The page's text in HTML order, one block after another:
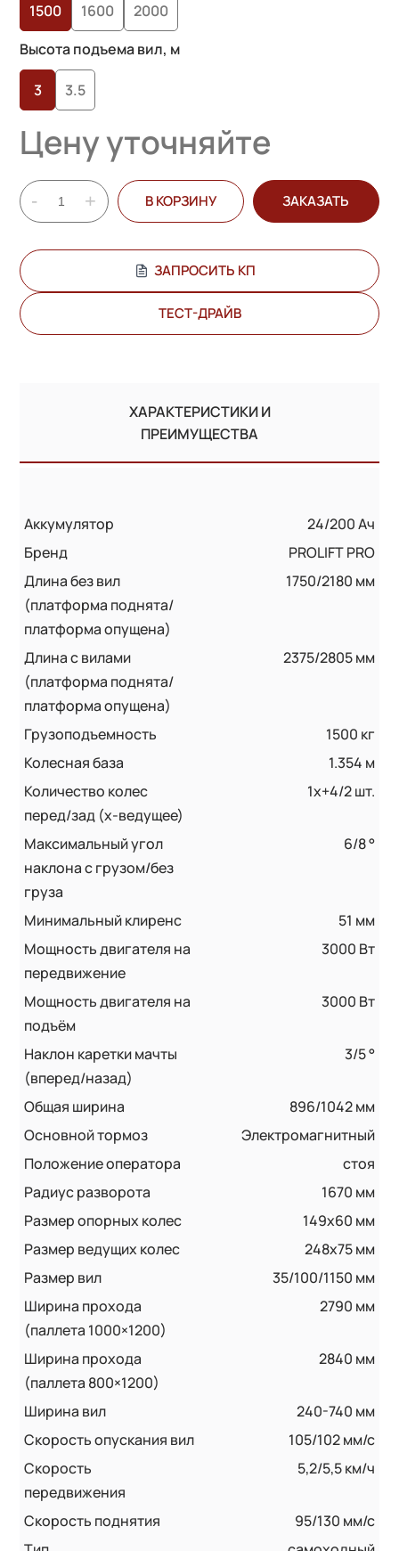
1500 1600
2000
Высота подъема вил, м
3 3.5
Цену уточняйте
- + В КОРЗИНУ ЗАКАЗАТЬ
ЗАПРОСИТЬ КП
ТЕСТ-ДРАЙВ
ХАРАКТЕРИСТИКИ И
ПРЕИМУЩЕСТВА
Аккумулятор
24/200 Ач
Бренд
PROLIFT PRO
Длина без вил
(платформа поднята/
платформа опущена)
1750/2180 мм
Длина с вилами
(платформа поднята/
платформа опущена)
2375/2805 мм
Грузоподъемность
1500 кг
Колесная база
1.354 м
Количество колес
перед/зад (x-ведущее)
1x+4/2 шт.
Максимальный угол
наклона с грузом/без
груза
6/8 °
Минимальный клиренс
51 мм
Мощность двигателя на
передвижение
3000 Вт
Мощность двигателя на
подъём
3000 Вт
Наклон каретки мачты
(вперед/назад)
3/5 °
Общая ширина
896/1042 мм
Основной тормоз
Электромагнитный
Положение оператора
стоя
Радиус разворота
1670 мм
Размер опорных колес
149x60 мм
Размер ведущих колес
248x75 мм
Размер вил
35/100/1150 мм
Ширина прохода
(паллета 1000×1200)
2790 мм
Ширина прохода
(паллета 800×1200)
2840 мм
Ширина вил
240-740 мм
Скорость опускания вил
105/102 мм/с
Скорость
передвижения
5,2/5,5 км/ч
Скорость поднятия
95/130 мм/с